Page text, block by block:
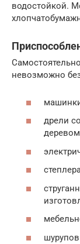
водостойкой.
невозможно
дрели